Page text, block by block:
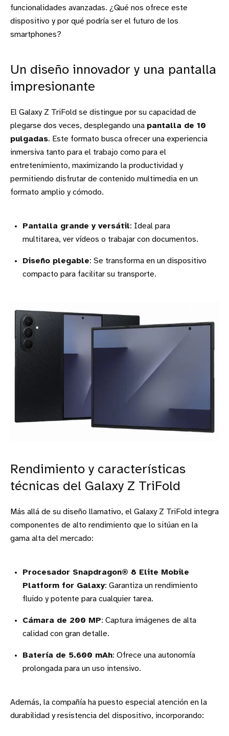
funcionalidades avanzadas. ¿Qué nos ofrece este
dispositivo y por qué podría ser el futuro de los
smartphones?
Un diseño innovador y una pantalla
impresionante
El Galaxy Z TriFold se distingue por su capacidad de
plegarse dos veces, desplegando una pantalla de 10
pulgadas. Este formato busca ofrecer una experiencia
inmersiva tanto para el trabajo como para el
entretenimiento, maximizando la productividad y
permitiendo disfrutar de contenido multimedia en un
formato amplio y cómodo.
Pantalla grande y versátil: Ideal para
multitarea, ver vídeos o trabajar con documentos.
Diseño plegable: Se transforma en un dispositivo
compacto para facilitar su transporte.
Rendimiento y características
técnicas del Galaxy Z TriFold
Más allá de su diseño llamativo, el Galaxy Z TriFold integra
componentes de alto rendimiento que lo sitúan en la
gama alta del mercado:
Procesador Snapdragon® 8 Elite Mobile
Platform for Galaxy: Garantiza un rendimiento
fluido y potente para cualquier tarea.
Cámara de 200 MP: Captura imágenes de alta
calidad con gran detalle.
Batería de 5.600 mAh: Ofrece una autonomía
prolongada para un uso intensivo.
Además, la compañía ha puesto especial atención en la
durabilidad y resistencia del dispositivo, incorporando: